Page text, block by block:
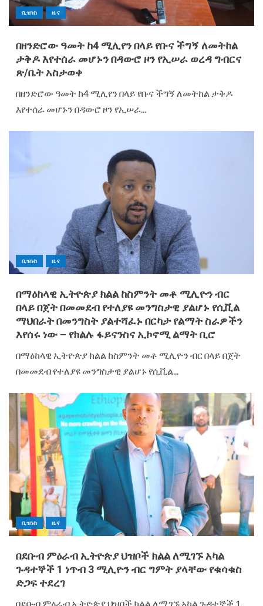
ቢዝነስ ዜና
በዘንድሮው ዓመት ከ4 ሚሊየን በላይ የቡና ችግኝ ለመትከል
ታቅዶ እየተሰራ መሆኑን በዳውሮ ዞን የኢሠራ ወረዳ ግብርና
ጽ/ቤት አስታወቀ
በዘንድሮው ዓመት ከ4 ሚሊየን በላይ የቡና ችግኝ ለመትከል ታቅዶ
እየተሰራ መሆኑን በዳውሮ ዞን የኢሠራ...
ቢዝነስ ዜና
በማዕከላዊ ኢትዮጵያ ክልል ከስምንት መቶ ሚሊዮን ብር
በላይ በጀት በመመደብ የተለያዩ መንግስታዊ ያልሆኑ የሲቪል
ማህበራት በመንግስት ያልተሻፈኑ በርካታ የልማት ስራዎችን
እየሰሩ ነው – የክልሉ ፋይናንስና ኢኮኖሚ ልማት ቢሮ
በማዕከላዊ ኢትዮጵያ ክልል ከስምንት መቶ ሚሊዮን ብር በላይ በጀት
በመመደብ የተለያዩ መንግስታዊ ያልሆኑ የሲቪል...
ቢዝነስ ዜና
በደቡብ ምዕራብ ኢትዮጵያ ህዝቦች ክልል ለሚገኙ አካል
ጉዳተኞች 1 ነጥብ 3 ሚሊዮን ብር ግምት ያላቸው የቁሳቁስ
ድጋፍ ተደረገ
በደቡብ ምዕራብ ኢትዮጵያ ህዝቦች ክልል ለሚገኙ አካል ጉዳተኞች 1